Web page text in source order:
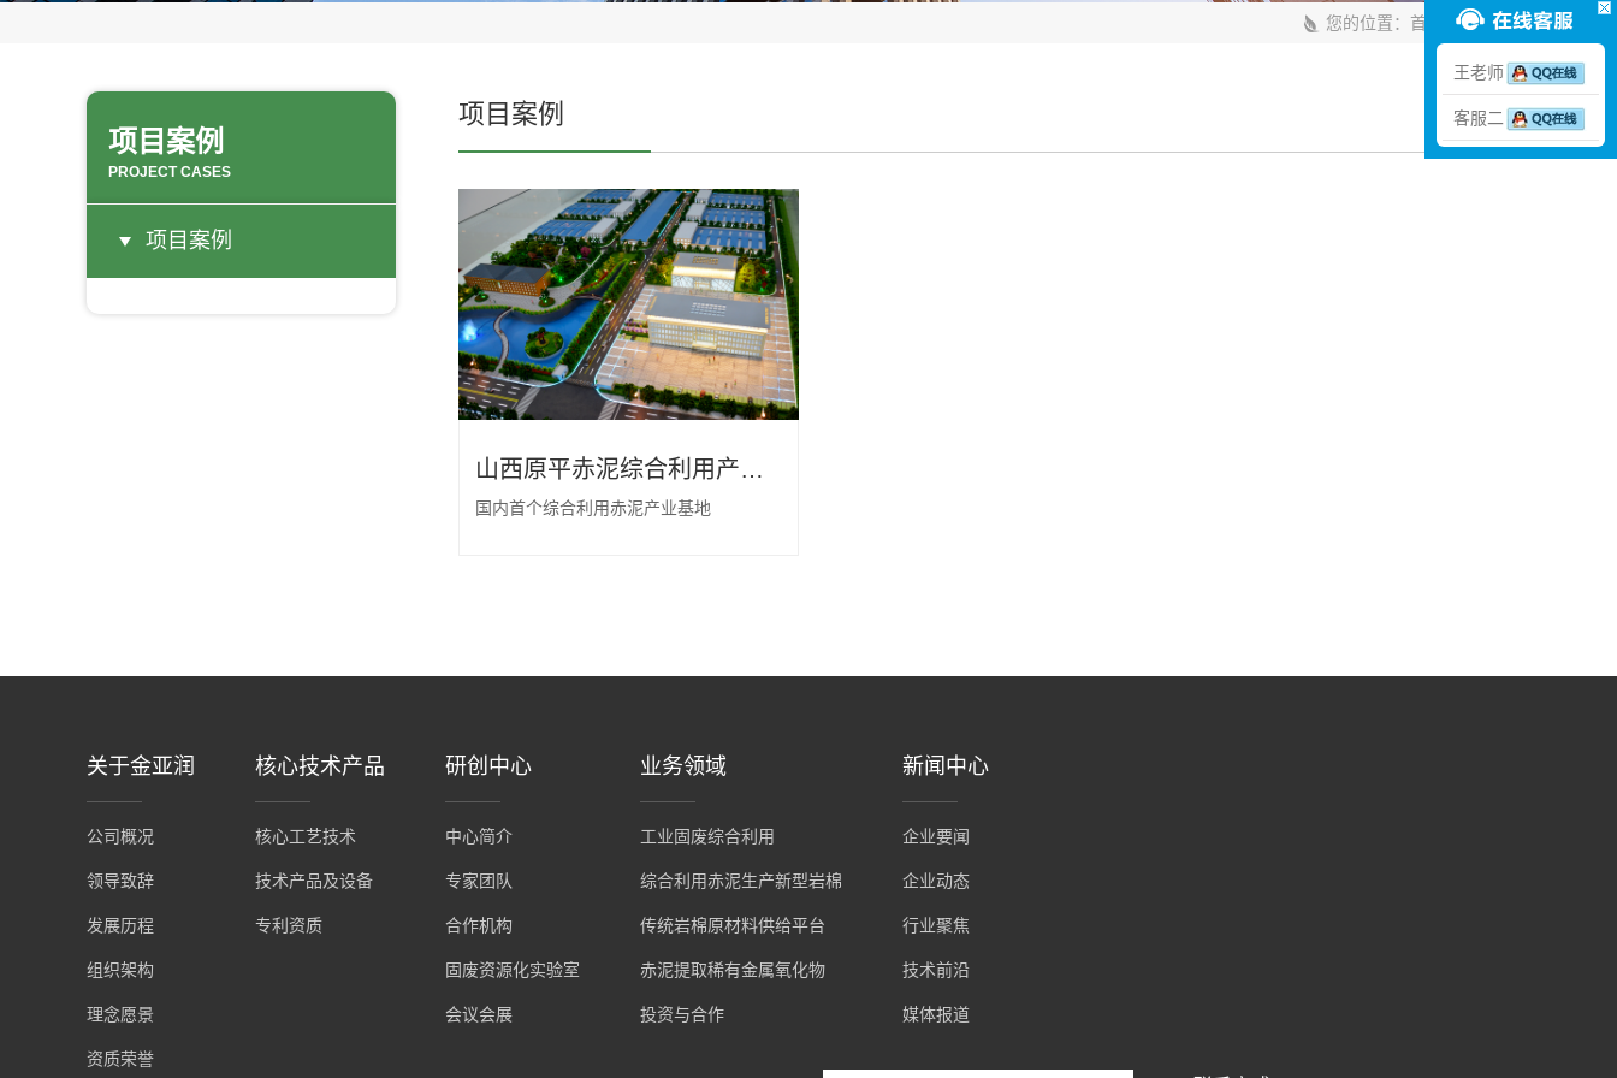
您的位置： 首页 >项目案例
项目案例
PROJECT CASES
项目案例
项目案例
山西原平赤泥综合利用产业基地
国内首个综合利用赤泥产业基地
关于金亚润
公司概况
领导致辞
发展历程
组织架构
理念愿景
资质荣誉
核心技术产品
核心工艺技术
技术产品及设备
专利资质
研创中心
中心简介
专家团队
合作机构
固废资源化实验室
会议会展
业务领域
工业固废综合利用
综合利用赤泥生产新型岩棉
传统岩棉原材料供给平台
赤泥提取稀有金属氧化物
投资与合作
新闻中心
企业要闻
企业动态
行业聚焦
技术前沿
媒体报道
王老师
客服二